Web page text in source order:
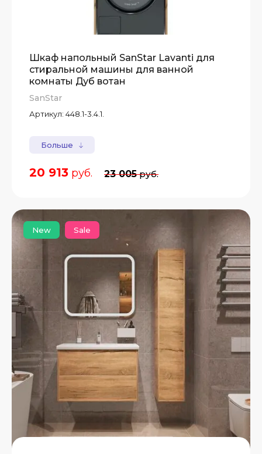
Шкаф напольный SanStar Lavanti для
стиральной машины для ванной
комнаты Дуб вотан
SanStar
Артикул: 448.1-3.4.1.
Больше
20 913 руб. 23 005 руб.
New Sale